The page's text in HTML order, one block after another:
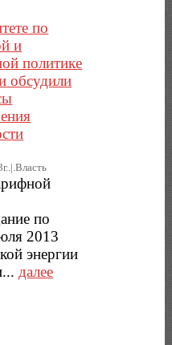
по
и
политике
обсудили
по
2013
энергии
далее